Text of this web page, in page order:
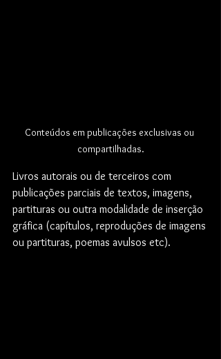
Conteúdos em publicações exclusivas ou
compartilhadas.
Livros autorais ou de terceiros com
publicações parciais de textos, imagens,
partituras ou outra modalidade de inserção
gráfica (capítulos, reproduções de imagens
ou partituras, poemas avulsos etc).